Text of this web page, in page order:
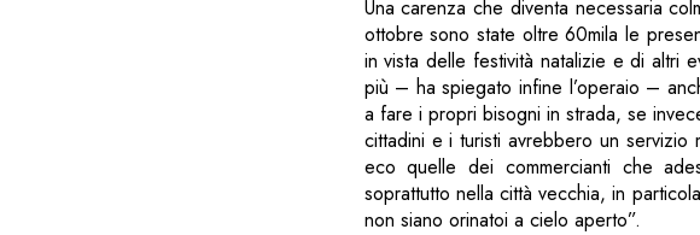
Una carenza che diventa necessaria
ottobre sono state oltre 60mila le
in vista delle festività natalizie e di altri
più – ha spiegato infine l’operaio –
a fare i propri bisogni in strada, se
cittadini e i turisti avrebbero un
eco quelle dei commercianti che
soprattutto nella città vecchia, in
non siano orinatoi a cielo aperto”.